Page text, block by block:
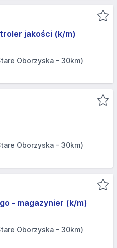
jakości (k/m)
Oborzyska - 30km)
Oborzyska - 30km)
- magazynier (k/m)
Oborzyska - 30km)